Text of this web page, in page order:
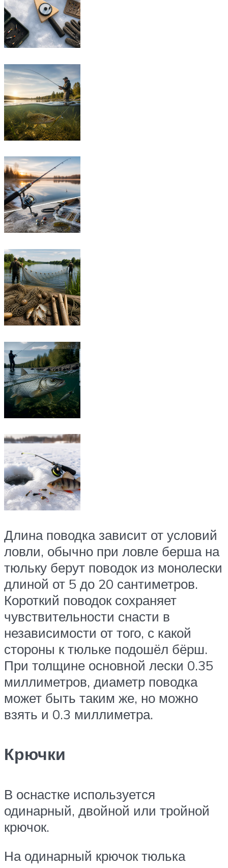
Длина поводка зависит от условий
ловли, обычно при ловле берша на
тюльку берут поводок из монолески
длиной от 5 до 20 сантиметров.
Короткий поводок сохраняет
чувствительности снасти в
независимости от того, с какой
стороны к тюльке подошёл бёрш.
При толщине основной лески 0.35
миллиметров, диаметр поводка
может быть таким же, но можно
взять и 0.3 миллиметра.
Крючки
В оснастке используется
одинарный, двойной или тройной
крючок.
На одинарный крючок тюлька